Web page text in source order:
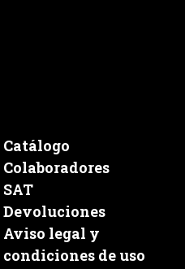
Catálogo
Colaboradores
SAT
Devoluciones
Aviso legal y
condiciones de uso